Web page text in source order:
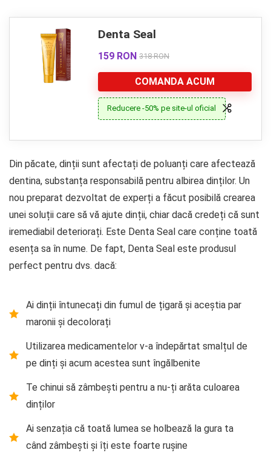
Denta Seal
159 RON 318 RON
COMANDA ACUM
Reducere -50% pe site-ul oficial
Din păcate, dinții sunt afectați de poluanți care afectează
dentina, substanța responsabilă pentru albirea dinților. Un
nou preparat dezvoltat de experți a făcut posibilă crearea
unei soluții care să vă ajute dinții, chiar dacă credeți că sunt
iremediabil deteriorați. Este Denta Seal care conține toată
esența sa în nume. De fapt, Denta Seal este produsul
perfect pentru dvs. dacă:
Ai dinții întunecați din fumul de țigară și aceștia par
maronii și decolorați
Utilizarea medicamentelor v-a îndepărtat smalțul de
pe dinți și acum acestea sunt îngălbenite
Te chinui să zâmbești pentru a nu-ți arăta culoarea
dinților
Ai senzația că toată lumea se holbează la gura ta
când zâmbești și îți este foarte rușine